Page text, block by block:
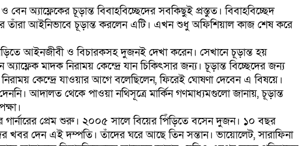
অ্যাফ্লেকের চূড়ান্ত বিবাহবিচ্ছেদের সবকিছুই প্রস্তুত। বিবাহবিচ্ছেদ
তাঁরা আইনিভাবে চূড়ান্ত করলেন এটি। এখন শুধু অফিশিয়াল কাজ শেষ করে
আইনজীবী ও বিচারকসহ দুজনই দেখা করেন। সেখানে চূড়ান্ত হয়
মাদক নিরাময় কেন্দ্রে যান চিকিৎসার জন্য। চূড়ান্ত বিচ্ছেদের জন্য
নিরাময় কেন্দ্রে যাওয়ার আগে বলেছিলেন, ফিরেই ঘোষণা দেবেন এ বিষয়ে।
আদালত থেকে পাওয়া নথিসূত্রে মার্কিন গণমাধ্যমগুলো জানায়, চূড়ান্ত
প্রেম শুরু। ২০০৫ সালে বিয়ের পিঁড়িতে বসেন দুজন। ১০ বছর
খবর দেন এই দম্পতি। তাঁদের ঘরে আছে তিন সন্তান। ভায়োলেট, সারাফিনা